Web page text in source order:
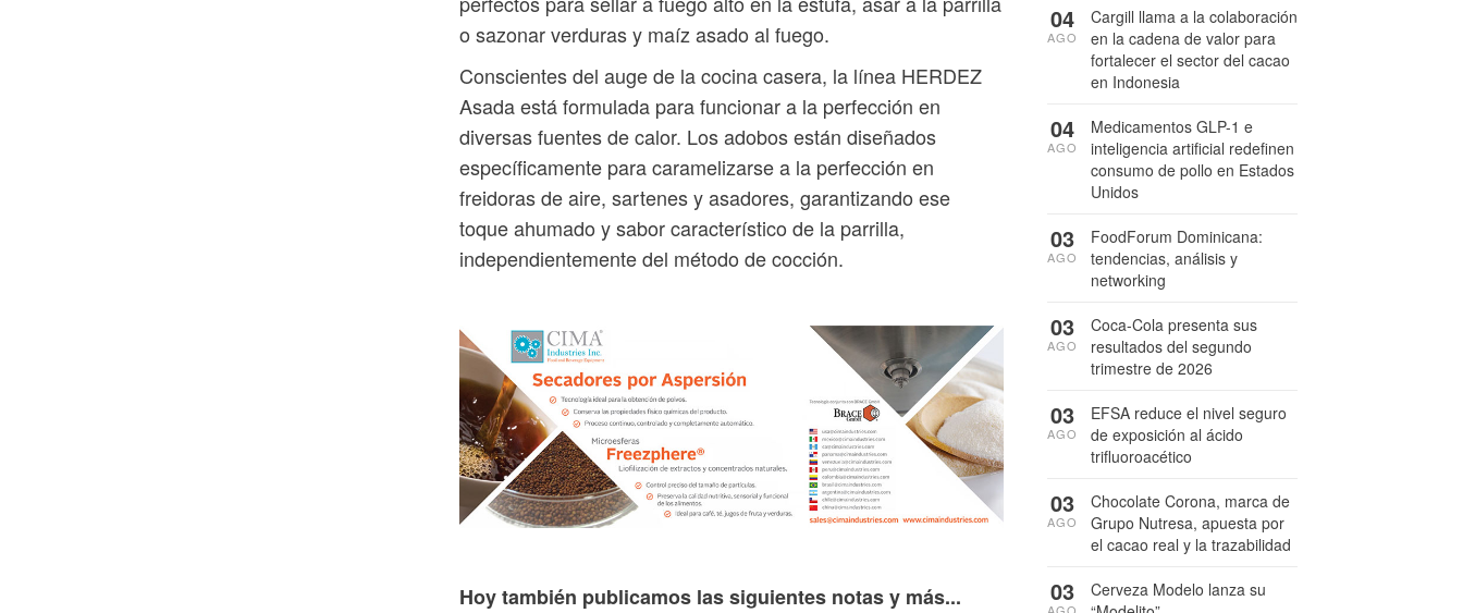
o sazonar verduras y maíz asado al fuego.
Conscientes del auge de la cocina casera, la línea HERDEZ
Asada está formulada para funcionar a la perfección en
diversas fuentes de calor. Los adobos están diseñados
específicamente para caramelizarse a la perfección en
freidoras de aire, sartenes y asadores, garantizando ese
toque ahumado y sabor característico de la parrilla,
independientemente del método de cocción.
Hoy también publicamos las siguientes notas y más...
Cargill llama a la colaboración
en la cadena de valor para
fortalecer el sector del cacao
en Indonesia
04
AGO
Medicamentos GLP-1 e
inteligencia artificial redefinen
consumo de pollo en Estados
Unidos
04
AGO
FoodForum Dominicana:
tendencias, análisis y
networking
03
AGO
Coca-Cola presenta sus
resultados del segundo
trimestre de 2026
03
AGO
EFSA reduce el nivel seguro
de exposición al ácido
trifluoroacético
03
AGO
Chocolate Corona, marca de
Grupo Nutresa, apuesta por
el cacao real y la trazabilidad
03
AGO
Cerveza Modelo lanza su
03